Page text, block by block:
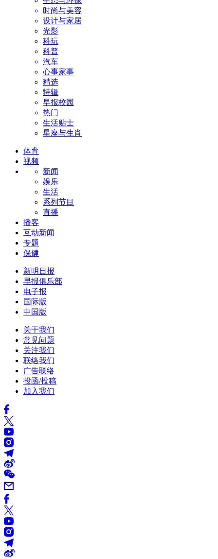
时尚与美容
设计与家居
光影
科玩
科普
汽车
心事家事
精选
特辑
早报校园
热门
生活贴士
星座与生肖
体育
视频
新闻
娱乐
生活
系列节目
直播
播客
互动新闻
专题
保健
新明日报
早报俱乐部
电子报
国际版
中国版
关于我们
常见问题
关注我们
联络我们
广告联络
投函/投稿
加入我们